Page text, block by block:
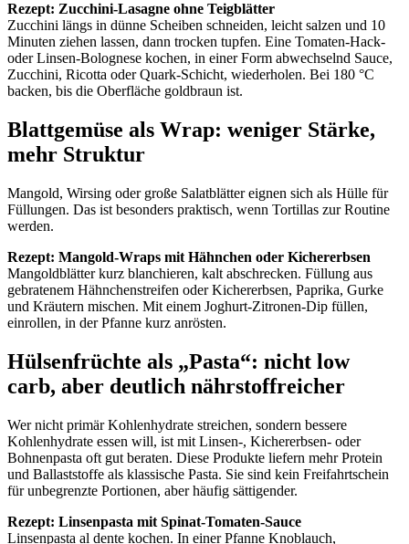
Rezept: Zucchini-Lasagne ohne Teigblätter
Zucchini längs in dünne Scheiben schneiden, leicht salzen und 10
Minuten ziehen lassen, dann trocken tupfen. Eine Tomaten-Hack-
oder Linsen-Bolognese kochen, in einer Form abwechselnd Sauce,
Zucchini, Ricotta oder Quark-Schicht, wiederholen. Bei 180 °C
backen, bis die Oberfläche goldbraun ist.
Blattgemüse als Wrap: weniger Stärke,
mehr Struktur
Mangold, Wirsing oder große Salatblätter eignen sich als Hülle für
Füllungen. Das ist besonders praktisch, wenn Tortillas zur Routine
werden.
Rezept: Mangold-Wraps mit Hähnchen oder Kichererbsen
Mangoldblätter kurz blanchieren, kalt abschrecken. Füllung aus
gebratenem Hähnchenstreifen oder Kichererbsen, Paprika, Gurke
und Kräutern mischen. Mit einem Joghurt-Zitronen-Dip füllen,
einrollen, in der Pfanne kurz anrösten.
Hülsenfrüchte als „Pasta“: nicht low
carb, aber deutlich nährstoffreicher
Wer nicht primär Kohlenhydrate streichen, sondern bessere
Kohlenhydrate essen will, ist mit Linsen-, Kichererbsen- oder
Bohnenpasta oft gut beraten. Diese Produkte liefern mehr Protein
und Ballaststoffe als klassische Pasta. Sie sind kein Freifahrtschein
für unbegrenzte Portionen, aber häufig sättigender.
Rezept: Linsenpasta mit Spinat-Tomaten-Sauce
Linsenpasta al dente kochen. In einer Pfanne Knoblauch,